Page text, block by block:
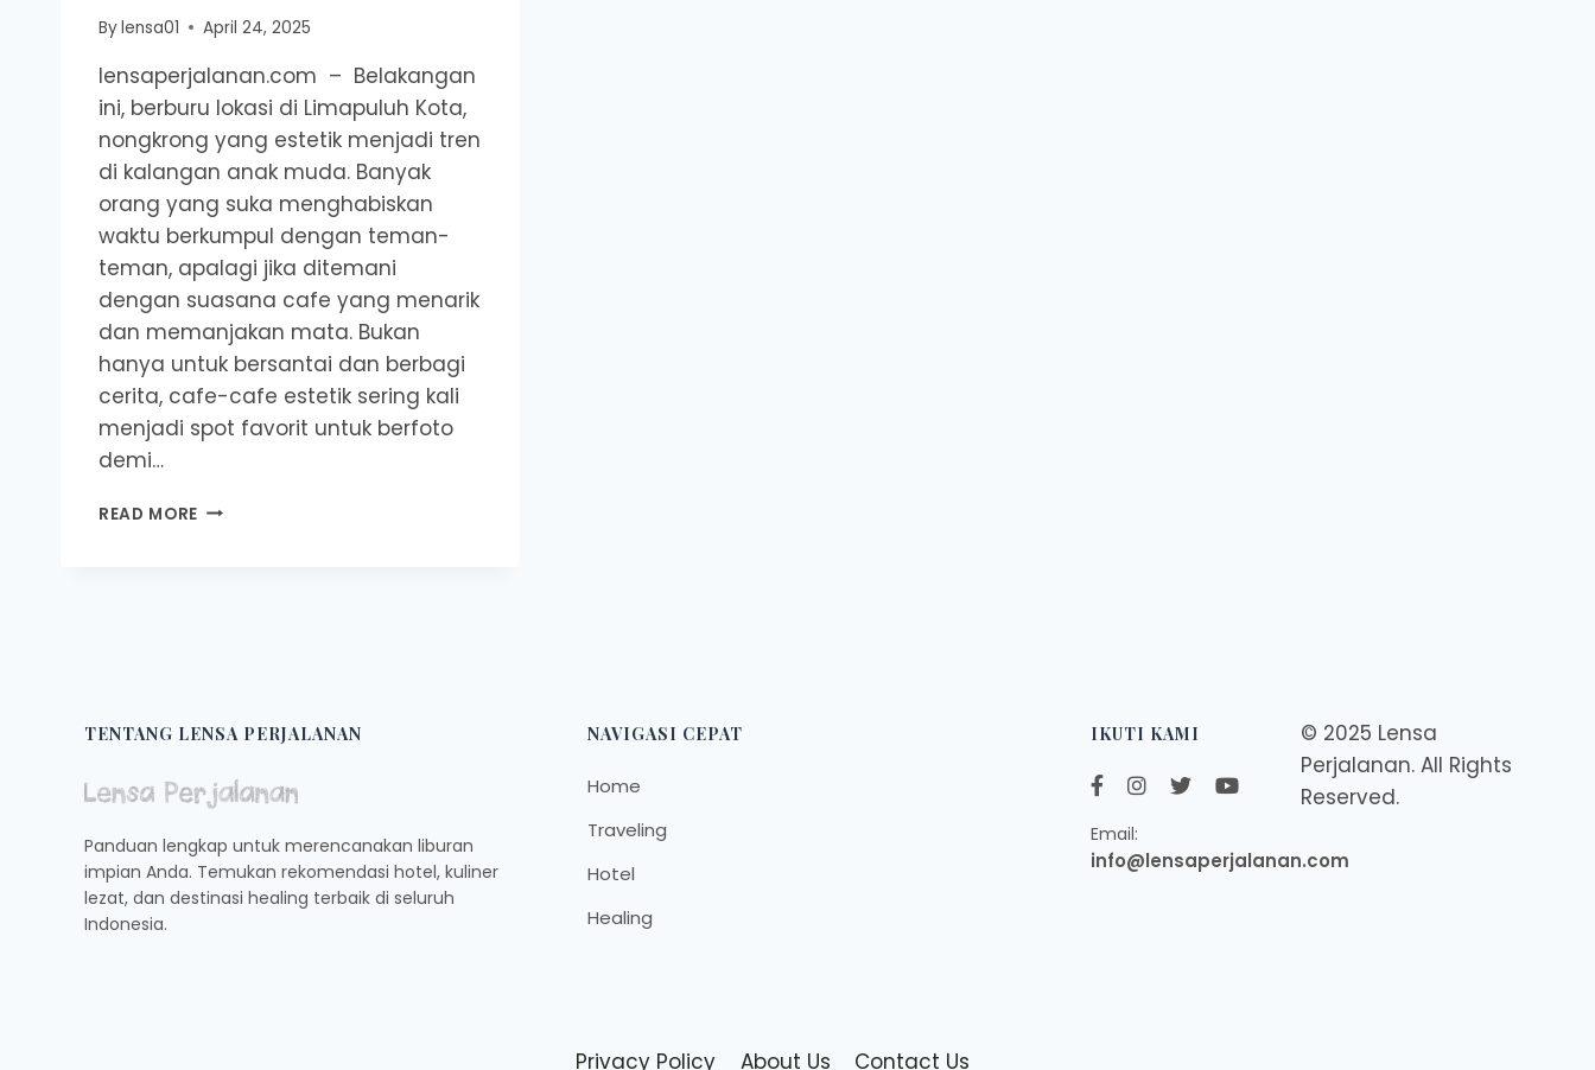
Bylensa01 April 24, 2025
lensaperjalanan.com – Belakangan
ini, berburu lokasi di Limapuluh Kota,
nongkrong yang estetik menjadi tren
di kalangan anak muda. Banyak
orang yang suka menghabiskan
waktu berkumpul dengan teman-
teman, apalagi jika ditemani
dengan suasana cafe yang menarik
dan memanjakan mata. Bukan
hanya untuk bersantai dan berbagi
cerita, cafe-cafe estetik sering kali
menjadi spot favorit untuk berfoto
demi…
READ MORE 6
MARI
TENTANG LENSA PERJALANAN
Panduan lengkap untuk merencanakan liburan
impian Anda. Temukan rekomendasi hotel, kuliner
lezat, dan destinasi healing terbaik di seluruh
Indonesia.
NAVIGASI CEPAT
Home
Traveling
Hotel
Healing
IKUTI KAMI
Email:
info@lensaperjalanan.com
© 2025 Lensa
Perjalanan. All Rights
Reserved.
Privacy Policy About Us Contact Us